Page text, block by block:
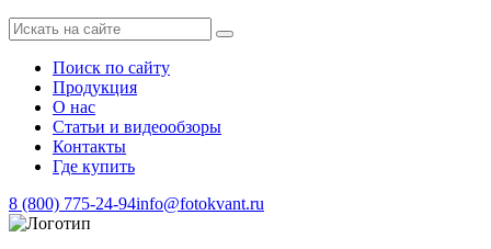
Поиск по сайту
Продукция
О нас
Статьи и видеообзоры
Контакты
Где купить
8 (800) 775-24-94info@fotokvant.ru